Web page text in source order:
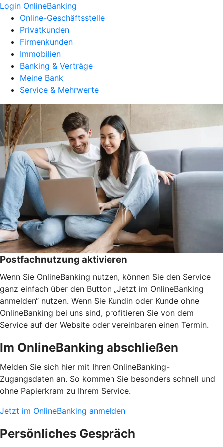
Login OnlineBanking
Online-Geschäftsstelle
Privatkunden
Firmenkunden
Immobilien
Banking & Verträge
Meine Bank
Service & Mehrwerte
Postfachnutzung aktivieren
Wenn Sie OnlineBanking nutzen, können Sie den Service
ganz einfach über den Button „Jetzt im OnlineBanking
anmelden“ nutzen. Wenn Sie Kundin oder Kunde ohne
OnlineBanking bei uns sind, profitieren Sie von dem
Service auf der Website oder vereinbaren einen Termin.
Im OnlineBanking abschließen
Melden Sie sich hier mit Ihren OnlineBanking-
Zugangsdaten an. So kommen Sie besonders schnell und
ohne Papierkram zu Ihrem Service.
Jetzt im OnlineBanking anmelden
Persönliches Gespräch